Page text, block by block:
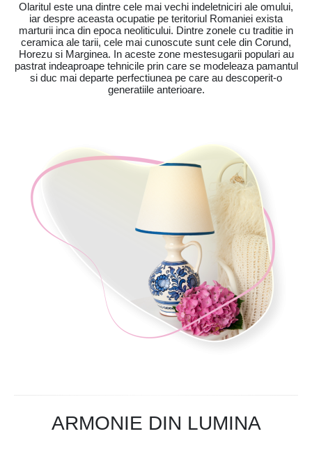
Olaritul este una dintre cele mai vechi indeletniciri ale omului,
iar despre aceasta ocupatie pe teritoriul Romaniei exista
marturii inca din epoca neoliticului. Dintre zonele cu traditie in
ceramica ale tarii, cele mai cunoscute sunt cele din Corund,
Horezu si Marginea. In aceste zone mestesugarii populari au
pastrat indeaproape tehnicile prin care se modeleaza pamantul
si duc mai departe perfectiunea pe care au descoperit-o
generatiile anterioare.
ARMONIE DIN LUMINA